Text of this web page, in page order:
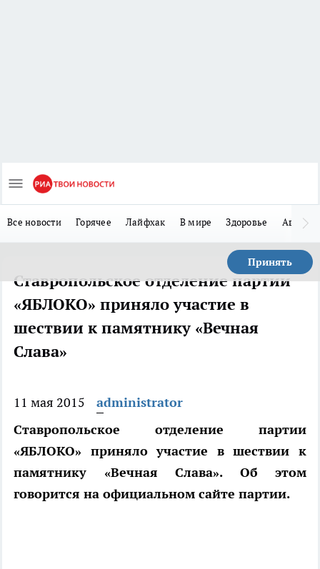
Все новости Горячее Лайфхак В мире Здоровье Авто
Принять
Ставропольское отделение партии
«ЯБЛОКО» приняло участие в
шествии к памятнику «Вечная
Слава»
11 мая 2015
administrator
Ставропольское отделение партии
«ЯБЛОКО» приняло участие в шествии к
памятнику «Вечная Слава». Об этом
говорится на официальном сайте партии.